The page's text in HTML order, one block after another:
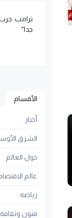
ترامب: حرب
جدا"
الأقسام
أخبار
الشرق
حول العالم
عالم الاقتصاد
رياضة
فنون وثقافة